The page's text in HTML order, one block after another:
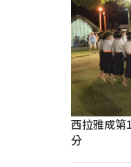
西拉雅成第
分